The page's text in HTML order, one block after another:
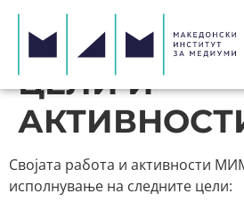
ЦЕЛИ И
Својата работа и активности
исполнување на следните цели: